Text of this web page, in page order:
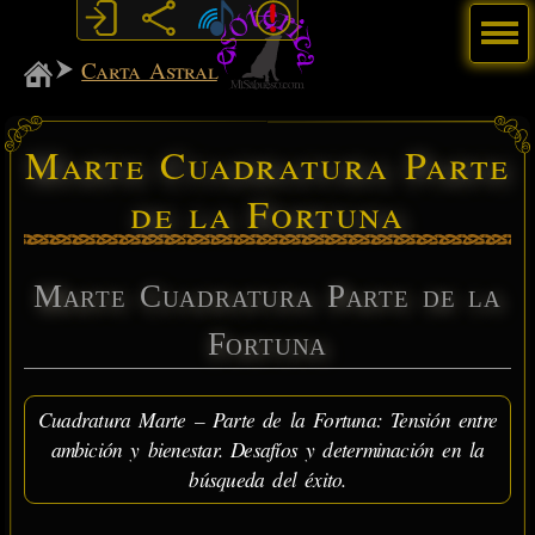
MiSabueso
Carta Astral
Marte Cuadratura Parte
de la Fortuna
Marte Cuadratura Parte de la
Fortuna
Cuadratura Marte – Parte de la Fortuna: Tensión entre
ambición y bienestar. Desafíos y determinación en la
búsqueda del éxito.
Menú